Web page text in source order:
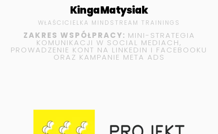
Kinga Matysiak
WŁAŚCICIELKA MINDSTREAM TRAININGS
ZAKRES WSPÓŁPRACY: MINI-STRATEGIA
KOMUNIKACJI W SOCIAL MEDIACH,
PROWADZENIE KONT NA LINKEDIN I FACEBOOKU
ORAZ KAMPANIE META ADS